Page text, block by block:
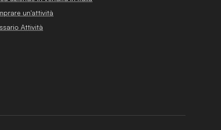
un'attività
Attività